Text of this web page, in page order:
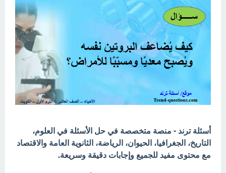
أسئلة ترند - منصة متخصصة في حل الأسئلة في العلوم،
التاريخ، الجغرافيا، الحيوان، الرياضة، الثانوية العامة والاقتصاد
مع محتوى مفيد للجميع وإجابات دقيقة وسريعة.